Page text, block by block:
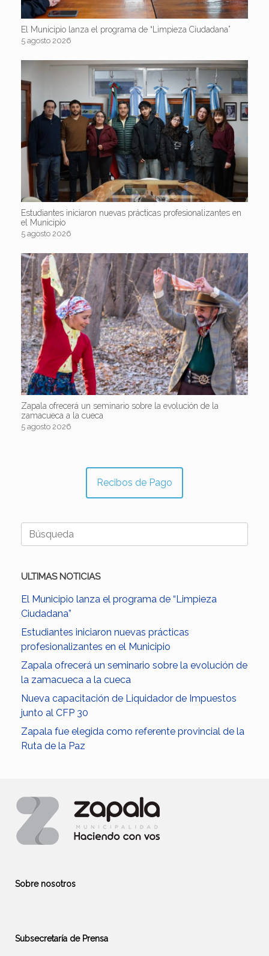
El Municipio lanza el programa de “Limpieza Ciudadana”
5 agosto 2026
Estudiantes iniciaron nuevas prácticas profesionalizantes en
el Municipio
5 agosto 2026
Zapala ofrecerá un seminario sobre la evolución de la
zamacueca a la cueca
5 agosto 2026
Recibos de Pago
Buscar:
ULTIMAS NOTICIAS
El Municipio lanza el programa de “Limpieza
Ciudadana”
Estudiantes iniciaron nuevas prácticas
profesionalizantes en el Municipio
Zapala ofrecerá un seminario sobre la evolución de
la zamacueca a la cueca
Nueva capacitación de Liquidador de Impuestos
junto al CFP 30
Zapala fue elegida como referente provincial de la
Ruta de la Paz
Sobre nosotros
Subsecretaría de Prensa